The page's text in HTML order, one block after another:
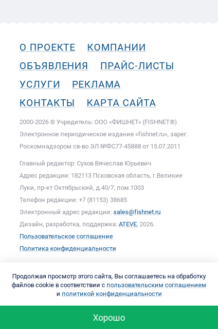
О ПРОЕКТЕ
КОМПАНИИ
ОБЪЯВЛЕНИЯ
ПРАЙС-ЛИСТЫ
УСЛУГИ
РЕКЛАМА
КОНТАКТЫ
КАРТА САЙТА
2000-2026 © Учредитель: ООО «ФИШНЕТ» (FISHNET®)
Электронное периодическое издание «fishnet.ru», зарег.
Роскомнадзором cв-во ЭЛ №ФС77-45888 от 15.07.2011
Главный редактор: Сухов Вячеслав Юрьевич
Адрес редакции: 182113 Псковская область, г.Великие
Луки, пр-кт Октябрьский, д.40/7, пом.1003
Телефон редакции: +7 (81153) 38685
Электронный адрес редакции: sales@fishnet.ru
Дизайн, разработка, поддержка: ATEVE, 2026.
Пользовательское соглашение
Политика конфиденциальности
Продолжая просмотр этого сайта, Вы соглашаетесь на обработку
файлов cookie в соответствии с пользовательским соглашением
и политикой конфиденциальности
Хорошо